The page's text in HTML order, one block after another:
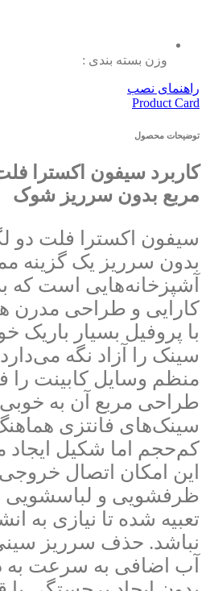
وزن بسته بندی :
راهنمای نصب
Product Card
توضیحات محصول
کاربرد سیفون اکسترا
مربع بدون سرریز شوک
سیفون اکسترا فلت دو
بدون سرریز یک گزینه
آشپزخانه‌هایی است که
کارایی و طراحی مدرن
با پروفیل بسیار باریک
سینک را آزاد نگه
منظم وسایل کابینت را
طراحی مربع آن به
سینک‌های فانتزی
کم‌حجم اما شکیل ایجاد
این امکان اتصال
ظرفشویی و لباسشویی
تعبیه شده تا نیازی به
نباشد. حذف سرریز
آب اضافی به سرعت به